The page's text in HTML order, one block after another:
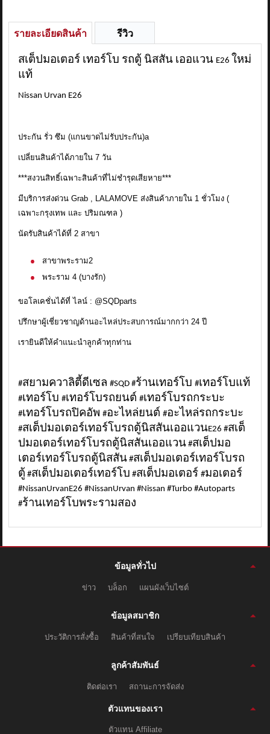
รายละเอียดสินค้า รีวิว
สเต็ปมอเตอร์ เทอร์โบ รถตู้ นิสสัน เออแวน E26 ใหม่
แท้
Nissan Urvan E26
ประกัน รั่ว ซึม (แกนขาดไม่รับประกัน)a
เปลี่ยนสินค้าได้ภายใน 7 วัน
***สงวนสิทธิ์เฉพาะสินค้าที่ไม่ชำรุดเสียหาย***
มีบริการส่งด่วน Grab , LALAMOVE ส่งสินค้าภายใน 1 ชั่วโมง (
เฉพาะกรุงเทพ และ ปริมณฑล )
นัดรับสินค้าได้ที่ 2 สาขา
สาขาพระราม2
พระราม 4 (บางรัก)
ขอโลเคชั่นได้ที่ ไลน์ : @SQDparts
ปรึกษาผู้เชี่ยวชาญด้านอะไหล่ประสบการณ์มากกว่า 24 ปี
เรายินดีให้คำแนะนำลูกค้าทุกท่าน
#สยามควาลิตี้ดีเซล#SQD #ร้านเทอร์โบ#เทอร์โบแท้
#เทอร์โบ#เทอร์โบรถยนต์#เทอร์โบรถกระบะ
#เทอร์โบรถปิคอัพ#อะไหล่ยนต์#อะไหล่รถกระบะ
#สเต็ปมอเตอร์เทอร์โบรถตู้นิสสันเออแวนE26 #สเต็
ปมอเตอร์เทอร์โบรถตู้นิสสันเออแวน #สเต็ปมอ
เตอร์เทอร์โบรถตู้นิสสัน #สเต็ปมอเตอร์เทอร์โบรถ
ตู้ #สเต็ปมอเตอร์เทอร์โบ #สเต็ปมอเตอร์#มอเตอร์
#NissanUrvanE26 #NissanUrvan #Nissan #Turbo #Autoparts
#ร้านเทอร์โบพระรามสอง
ข้อมูลทั่วไป
ข่าว บล็อก แผนผังเว็บไซต์
ข้อมูลสมาชิก
ประวัติการสั่งซื้อ สินค้าที่สนใจ เปรียบเทียบสินค้า
ลูกค้าสัมพันธ์
ติดต่อเรา สถานะการจัดส่ง
ตัวแทนของเรา
ตัวแทน Affiliate